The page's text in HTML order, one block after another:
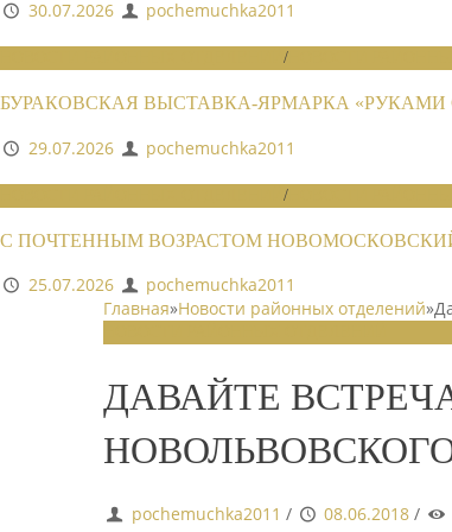
30.07.2026
pochemuchka2011
/
БУРАКОВСКАЯ ВЫСТАВКА-ЯРМАРКА «РУКАМИ
29.07.2026
pochemuchka2011
/
С ПОЧТЕННЫМ ВОЗРАСТОМ
25.07.2026
pochemuchka2011
Главная»Новости районных отделений»
ДАВАЙТЕ
pochemuchka2011 / 08.06.2018 /